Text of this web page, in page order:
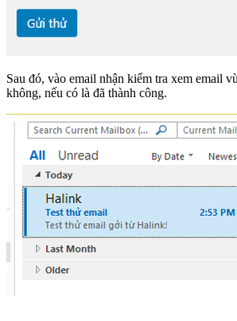
Sau đó, vào email nhận kiểm tra xem email
không, nếu có là đã thành công.